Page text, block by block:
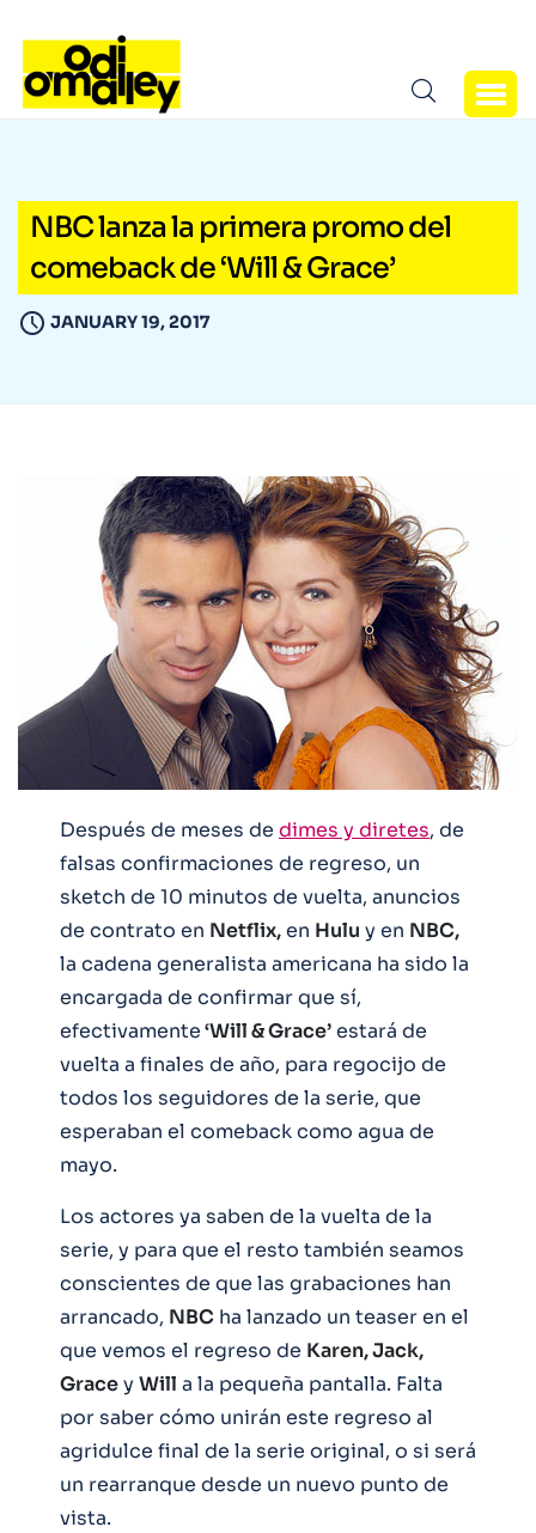
NBC lanza la primera promo del
comeback de ‘Will & Grace’
JANUARY 19, 2017
Después de meses de dimes y diretes, de
falsas confirmaciones de regreso, un
sketch de 10 minutos de vuelta, anuncios
de contrato en Netflix,en Hulu y en NBC,
la cadena generalista americana ha sido la
encargada de confirmar que sí,
efectivamente‘Will & Grace’estará de
vuelta a finales de año, para regocijo de
todos los seguidores de la serie, que
esperaban el comeback como agua de
mayo.
Los actores ya saben de la vuelta de la
serie, y para que el resto también seamos
conscientes de que las grabaciones han
arrancado, NBC ha lanzado un teaser en el
que vemos el regreso de Karen, Jack,
Gracey Will a la pequeña pantalla. Falta
por saber cómo unirán este regreso al
agridulce final de la serie original, o si será
un rearranque desde un nuevo punto de
vista.